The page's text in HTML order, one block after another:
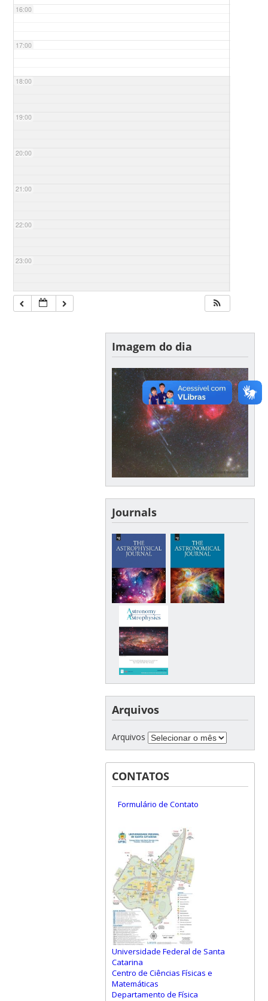
16:00
17:00
18:00
19:00
20:00
21:00
22:00
23:00
Imagem do dia
Journals
Arquivos
Arquivos
CONTATOS
Formulário de Contato
Universidade Federal de Santa
Catarina
Centro de Ciências Físicas e
Matemáticas
Departamento de Física